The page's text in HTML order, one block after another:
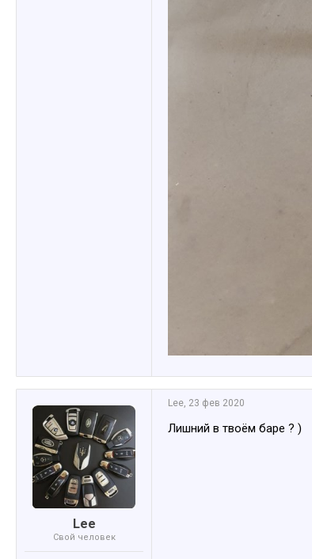
Lee
Свой человек
Lee 23 фев 2020
Лишний в твоём баре ? )